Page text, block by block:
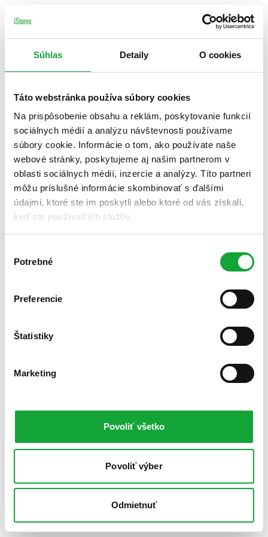
Súhlas Detaily O cookies
Táto webstránka používa súbory cookies
Na prispôsobenie obsahu a reklám, poskytovanie funkcií
sociálnych médií a analýzu návštevnosti používame
súbory cookie. Informácie o tom, ako používate naše
webové stránky, poskytujeme aj našim partnerom v
oblasti sociálnych médií, inzercie a analýzy. Títo partneri
môžu príslušné informácie skombinovať s ďalšími
údajmi, ktoré ste im poskytli alebo ktoré od vás získali,
keď ste používali ich služby.
súhlasu
Potrebné
Preferencie
Štatistiky
Marketing
Povoliť všetko
Povoliť výber
Odmietnuť